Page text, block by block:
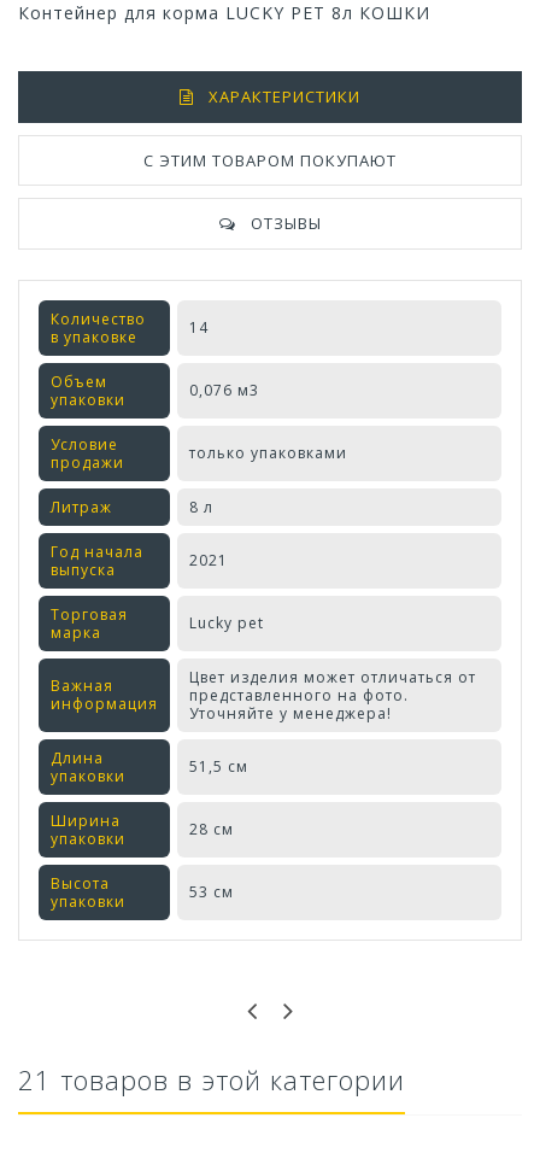
Контейнер для корма LUCKY PET 8л КОШКИ
ХАРАКТЕРИСТИКИ
С ЭТИМ ТОВАРОМ ПОКУПАЮТ
ОТЗЫВЫ
Количество
в упаковке
14
Объем
упаковки
0,076 м3
Условие
продажи
только упаковками
Литраж 8 л
Год начала
выпуска
2021
Торговая
марка
Lucky pet
Важная
информация
Цвет изделия может отличаться от
представленного на фото.
Уточняйте у менеджера!
Длина
упаковки
51,5 см
Ширина
упаковки
28 см
Высота
упаковки
53 см
21 товаров в этой категории